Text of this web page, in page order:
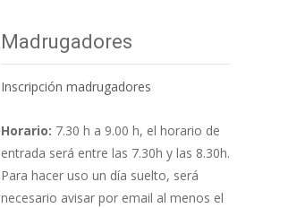
Madrugadores
Inscripción madrugadores
Horario: 7.30 h a 9.00 h, el horario de
entrada será entre las 7.30h y las 8.30h.
Para hacer uso un día suelto, será
necesario avisar por email al menos el